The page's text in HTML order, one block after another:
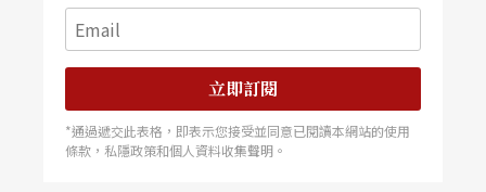
立即訂閱
*通過遞交此表格，即表示您接受並同意已閱讀本網站的使用
條款，私隱政策和個人資料收集聲明。